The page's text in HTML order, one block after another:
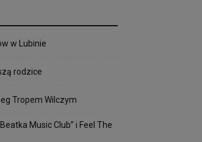
w Lubinie
rodzice
Tropem Wilczym
Music Club” i Feel The